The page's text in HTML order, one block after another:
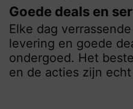
Goede deals en
Elke dag
levering en goede
ondergoed. Het
en de acties zijn